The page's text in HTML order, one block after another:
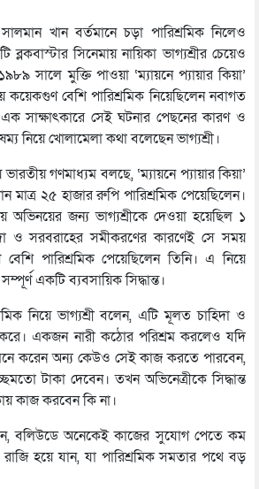
খান বর্তমানে চড়া পারিশ্রমিক নিলেও
সিনেমায় নায়িকা ভাগ্যশ্রীর চেয়েও
সালে মুক্তি পাওয়া ‘ম্যায়নে প্যায়ার কিয়া’
কয়েকগুণ বেশি পারিশ্রমিক নিয়েছিলেন নবাগত
সাক্ষাৎকারে সেই ঘটনার পেছনের কারণ ও
নিয়ে খোলামেলা কথা বলেছেন ভাগ্যশ্রী।
ভারতীয় গণমাধ্যম বলছে, ‘ম্যায়নে প্যায়ার কিয়া’
মাত্র ২৫ হাজার রুপি পারিশ্রমিক পেয়েছিলেন।
অভিনয়ের জন্য ভাগ্যশ্রীকে দেওয়া হয়েছিল ১
ও সরবরাহের সমীকরণের কারণেই সে সময়
পারিশ্রমিক পেয়েছিলেন তিনি। এ নিয়ে
একটি ব্যবসায়িক সিদ্ধান্ত।
নিয়ে ভাগ্যশ্রী বলেন, এটি মূলত চাহিদা ও
একজন নারী কঠোর পরিশ্রম করলেও যদি
করেন অন্য কেউও সেই কাজ করতে পারবেন,
টাকা দেবেন। তখন অভিনেত্রীকে সিদ্ধান্ত
কাজ করবেন কি না।
বলিউডে অনেকেই কাজের সুযোগ পেতে কম
হয়ে যান, যা পারিশ্রমিক সমতার পথে বড়